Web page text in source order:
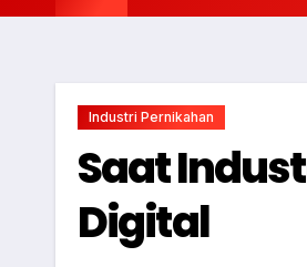
Industri Pernikahan
Saat
Digital